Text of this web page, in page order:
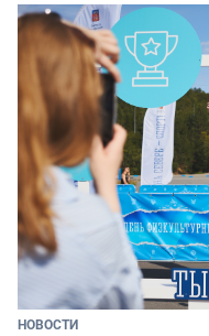
НОВОСТИ